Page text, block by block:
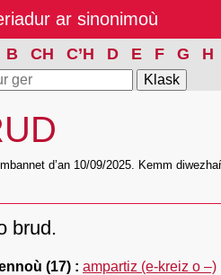
ar sinonimoù
B CH C’H D E F G H
d’an 10/09/2025. Kemm
brud.
(17) ampartiz (e-kreiz o –)